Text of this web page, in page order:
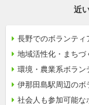
近
長野でのボランティ
地域活性化・まちづ
環境・農業系ボラン
伊那田島駅周辺のボ
社会人も参加可能な